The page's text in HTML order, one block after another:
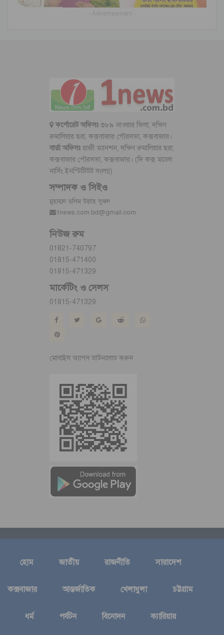
কর্পোরেট অফিসঃ৩৮৯ নাওয়ার ভিলা, দক্ষিণ
রুমালিয়ার ছরা, কক্সবাজার পৌরসভা, কক্সবাজার।
বার্তা অফিসঃ হাজী ম্যানশন, দক্ষিণ রুমালিয়ার ছরা,
কক্সবাজার পৌরসভা, কক্সবাজার। (দি কক্স মডেল
নার্সিং ইনস্টিটিউট সংলগ্ন)
সম্পাদক ও সিইও
মুহাম্মদ ছলিম উল্লাহ সুজন
1news.com.bd@gmail.com
নিউজ রুম
01821-740797
01815-471400
01815-471329
মার্কেটিং ও সেলস
01815-471329
মোবাইল অ্যাপস ডাউনলোড করুন
হোম জাতীয় রাজনীতি সারাদেশ
কক্সবাজার আন্তর্জাতিক খেলাধুলা চট্টগ্রাম
ধর্ম পর্যটন বিনোদন ক্যারিয়ার